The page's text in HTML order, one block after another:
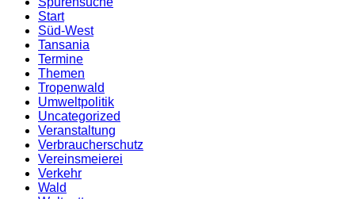
Start
Süd-West
Tansania
Termine
Themen
Tropenwald
Umweltpolitik
Uncategorized
Veranstaltung
Verbraucherschutz
Vereinsmeierei
Verkehr
Wald